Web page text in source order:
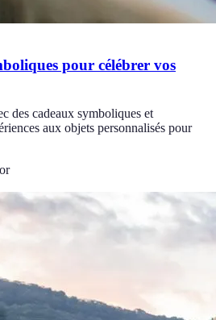
pour célébrer vos
des cadeaux symboliques et
aux objets personnalisés pour